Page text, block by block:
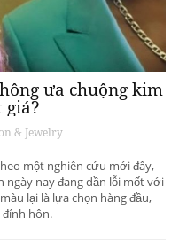
ưa chuộng kim
giá?
& Jewelry
một nghiên cứu mới đây,
ngày nay đang dần lỗi mốt với
lại là lựa chọn hàng đầu,
hôn.